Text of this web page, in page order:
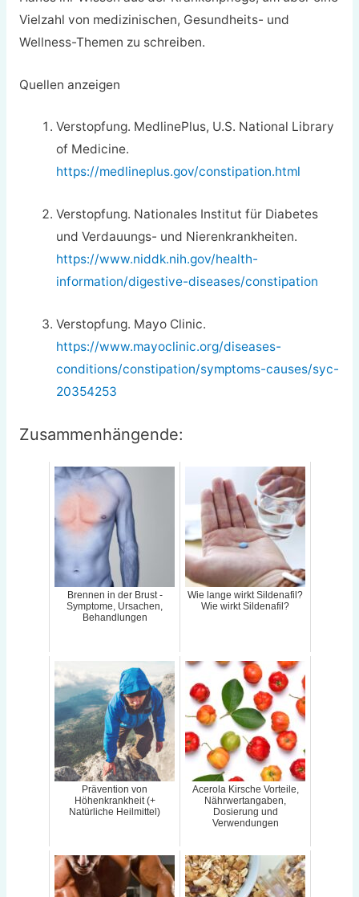
Vielzahl von medizinischen, Gesundheits- und
Wellness-Themen zu schreiben.
Quellen anzeigen
Verstopfung. MedlinePlus, U.S. National Library
of Medicine.
https://medlineplus.gov/constipation.html
Verstopfung. Nationales Institut für Diabetes
und Verdauungs- und Nierenkrankheiten.
https://www.niddk.nih.gov/health-
information/digestive-diseases/constipation
Verstopfung. Mayo Clinic.
https://www.mayoclinic.org/diseases-
conditions/constipation/symptoms-causes/syc-
20354253
Zusammenhängende:
Brennen in der Brust -
Symptome, Ursachen,
Behandlungen
Wie lange wirkt Sildenafil?
Wie wirkt Sildenafil?
Prävention von
Höhenkrankheit (+
Natürliche Heilmittel)
Acerola Kirsche Vorteile,
Nährwertangaben,
Dosierung und
Verwendungen